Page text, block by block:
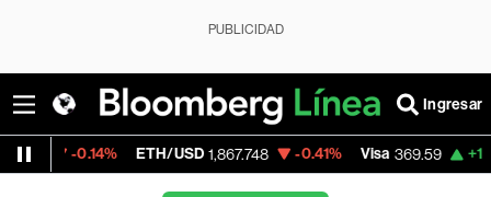
PUBLICIDAD
Ingresar
ETH/USD 1,867.748 -0.41% Visa 369.59 +1.07%